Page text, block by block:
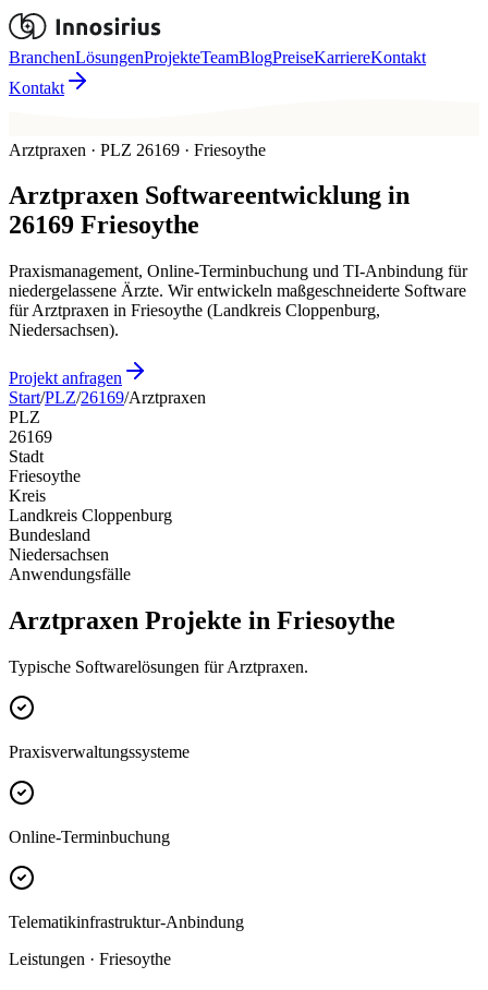
BranchenLösungenProjekteTeamBlogPreiseKarriereKontakt
Kontakt
Arztpraxen · PLZ 26169 · Friesoythe
Arztpraxen Softwareentwicklung in
26169 Friesoythe
Praxismanagement, Online-Terminbuchung und TI-Anbindung für
niedergelassene Ärzte. Wir entwickeln maßgeschneiderte Software
für Arztpraxen in Friesoythe (Landkreis Cloppenburg,
Niedersachsen).
Projekt anfragen
Start/PLZ/26169/Arztpraxen
PLZ
26169
Stadt
Friesoythe
Kreis
Landkreis Cloppenburg
Bundesland
Niedersachsen
Anwendungsfälle
Arztpraxen Projekte in Friesoythe
Typische Softwarelösungen für Arztpraxen.
Praxisverwaltungssysteme
Online-Terminbuchung
Telematikinfrastruktur-Anbindung
Leistungen · Friesoythe